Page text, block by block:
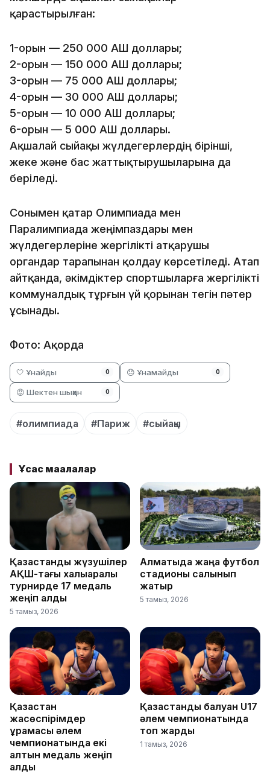
қарастырылған:
1-орын — 250 000 АҚШ доллары;
2-орын — 150 000 АҚШ доллары;
3-орын — 75 000 АҚШ доллары;
4-орын — 30 000 АҚШ доллары;
5-орын — 10 000 АҚШ доллары;
6-орын — 5 000 АҚШ доллары.
Ақшалай сыйақы жүлдегерлердің бірінші,
жеке және бас жаттықтырушыларына да
беріледі.
Сонымен қатар Олимпиада мен
Паралимпиада жеңімпаздары мен
жүлдегерлеріне жергілікті атқарушы
органдар тарапынан қолдау көрсетіледі. Атап
айтқанда, әкімдіктер спортшыларға жергілікті
коммуналдық тұрғын үй қорынан тегін пәтер
ұсынады.
Фото: Ақорда
🤍 Ұнайды 0 😞 Ұнамайды 0
😡 Шектен шыққан 0
#олимпиада #Париж #сыйақы
Ұқсас мақалалар
Қазақстандық жүзушілер
АҚШ-тағы халықаралық
турнирде 17 медаль
жеңіп алды
5 тамыз, 2026
Алматыда жаңа футбол
стадионы салынып
жатыр
5 тамыз, 2026
Қазақстан
жасөспірімдер
құрамасы әлем
чемпионатында екі
алтын медаль жеңіп
алды
Қазақстандық балуан U17
әлем чемпионатында
топ жарды
1 тамыз, 2026